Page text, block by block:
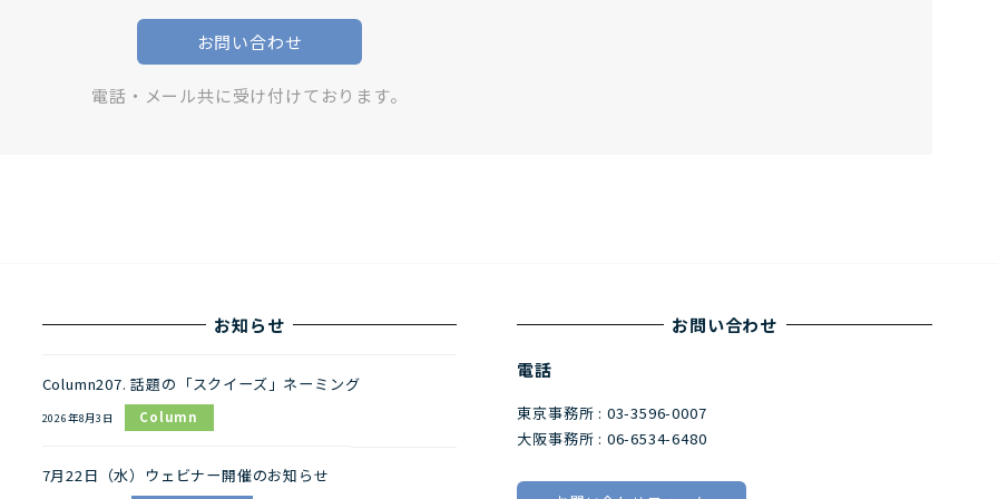
お問い合わせ
電話・メール共に受け付けております。
お知らせ
Column207. 話題の「スクイーズ」ネーミング
2026年8月3日 Column
7月22日（水）ウェビナー開催のお知らせ
お問い合わせ
電話
東京事務所 : 03-3596-0007
大阪事務所 : 06-6534-6480